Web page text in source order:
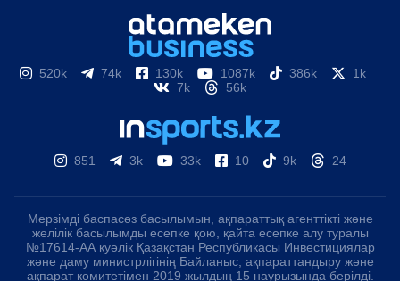
520k 74k 130k 1087k 386k
1k
7k
56k
851 3k 33k 10 9k 24
Мерзімді баспасөз басылымын, ақпараттық агенттікті және
желілік басылымды есепке қою, қайта есепке алу туралы
№17614-АА куәлік Қазақстан Республикасы Инвестициялар
және даму министрлігінің Байланыс, ақпараттандыру және
ақпарат комитетімен 2019 жылдың 15 наурызында берілді.